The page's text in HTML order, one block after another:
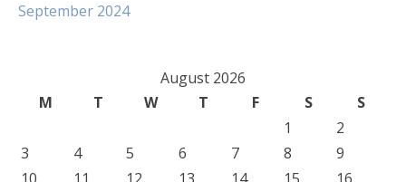
September 2024
August 2026
M
T W T F S
S
1
2
3
4 5 6 7 8
9